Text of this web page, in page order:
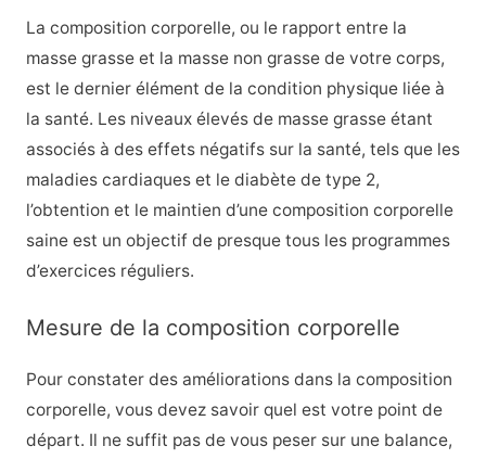
La composition corporelle, ou le rapport entre la
masse grasse et la masse non grasse de votre corps,
est le dernier élément de la condition physique liée à
la santé. Les niveaux élevés de masse grasse étant
associés à des effets négatifs sur la santé, tels que les
maladies cardiaques et le diabète de type 2,
l’obtention et le maintien d’une composition corporelle
saine est un objectif de presque tous les programmes
d’exercices réguliers.
Mesure de la composition corporelle
Pour constater des améliorations dans la composition
corporelle, vous devez savoir quel est votre point de
départ. Il ne suffit pas de vous peser sur une balance,